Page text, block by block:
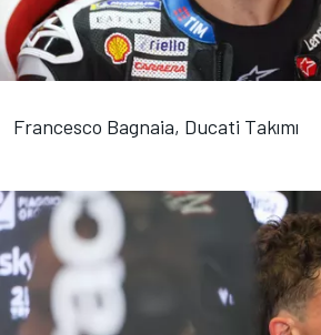
Francesco Bagnaia, Ducati Takımı